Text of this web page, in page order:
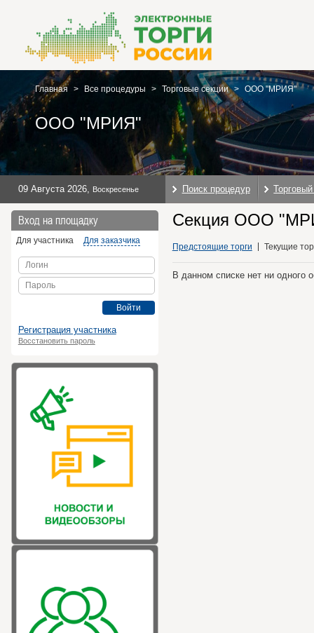
Главная > Все процедуры > Торговые секции > ООО "МРИЯ"
ООО "МРИЯ"
09 Августа 2026, Воскресенье Поиск процедур
Вход на площадку
Для участника Для заказчика
Логин
Пароль
Войти
Регистрация участника
Восстановить пароль
Секция ООО
Предстоящие торги Текущие
В данном списке нет ни одного